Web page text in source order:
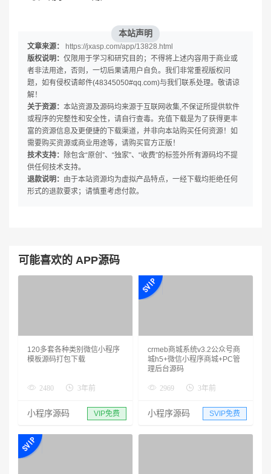
本站声明
文章来源：
https://jxasp.com/app/13828.html
版权说明： 仅限用于学习和研究目的；不得将上述内容用于商业或
者非法用途，否则，一切后果请用户自负。我们非常重视版权问
题，如有侵权请邮件(48345050#qq.com)与我们联系处理。敬请谅
解！
关于资源： 本站资源及源码均来源于互联网收集,不保证所提供软件
或程序的完整性和安全性，请自行查毒。充值下载是为了获得更丰
富的资源信息及更便捷的下载渠道，并非向本站购买任何资源！如
需要购买资源或商业用途等，请购买官方正版！
技术支持：
除包含“原创”、“独家”、“收费”的标签外所有源码均不提
供任何技术支持。
退款说明： 由于本站资源均为虚拟产品特点，一经下载均拒绝任何
形式的退款要求；请慎重考虑付款。
可能喜欢的 APP源码
120多套各种类别微信小程序
模板源码打包下载
2480 3年前
小程序源码 VIP免费
crmeb商城系统v3.2公众号商
城h5+微信小程序商城+PC管
理后台源码
2969 3年前
小程序源码 SVIP免费